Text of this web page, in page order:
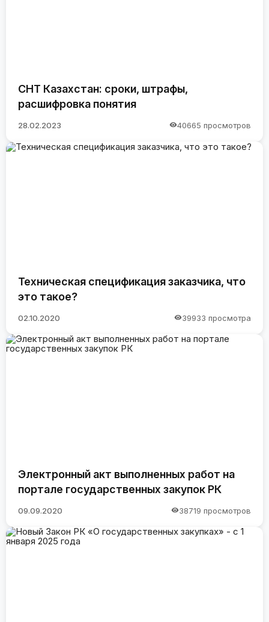
СНТ Казахстан: сроки, штрафы,
расшифровка понятия
28.02.2023 40665 просмотров
Техническая спецификация заказчика, что
это такое?
02.10.2020 39933 просмотра
Электронный акт выполненных работ на
портале государственных закупок РК
09.09.2020 38719 просмотров